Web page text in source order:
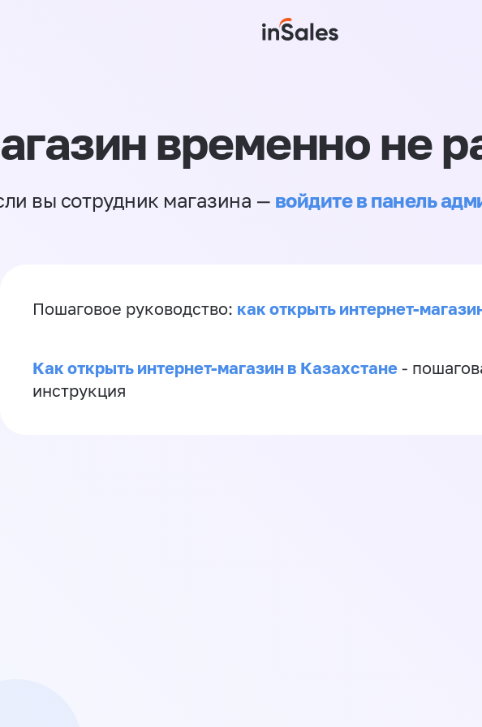
временно не
вы сотрудник магазина — войдите в панель
Пошаговое руководство: как открыть интернет-
Как открыть интернет-магазин в Казахстане -
инструкция